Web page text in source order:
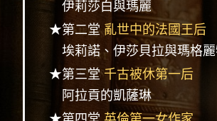
伊莉莎白與瑪麗
★第二堂亂世中的法國王后
埃莉諾、伊莎貝拉與瑪格
★第三堂千古被休第一后
阿拉貢的凱薩琳